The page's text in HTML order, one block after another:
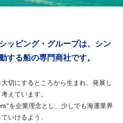
ッピング・グループは、 シン
する船の専門商社です。
切にするところから生まれ、発展し
えています。
を企業理念とし、少しでも海運業界
いけるよう、